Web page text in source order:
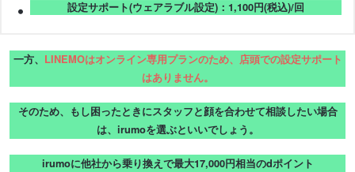
設定サポート(ウェアラブル設定)：1,100円(税込)/回
一方、 LINEMOはオンライン専用プランのため、店頭での設定サポート
はありません。
そのため、もし困ったときにスタッフと顔を合わせて相談したい場合
は、irumoを選ぶといいでしょう。
irumoに他社から乗り換えで最大17,000円相当のdポイント